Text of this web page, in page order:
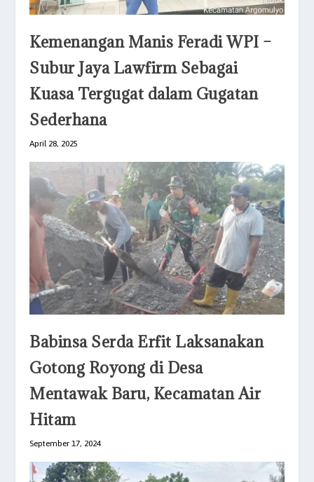
Kemenangan Manis Feradi WPI –
Subur Jaya Lawfirm Sebagai
Kuasa Tergugat dalam Gugatan
Sederhana
April 28, 2025
Babinsa Serda Erfit Laksanakan
Gotong Royong di Desa
Mentawak Baru, Kecamatan Air
Hitam
September 17, 2024